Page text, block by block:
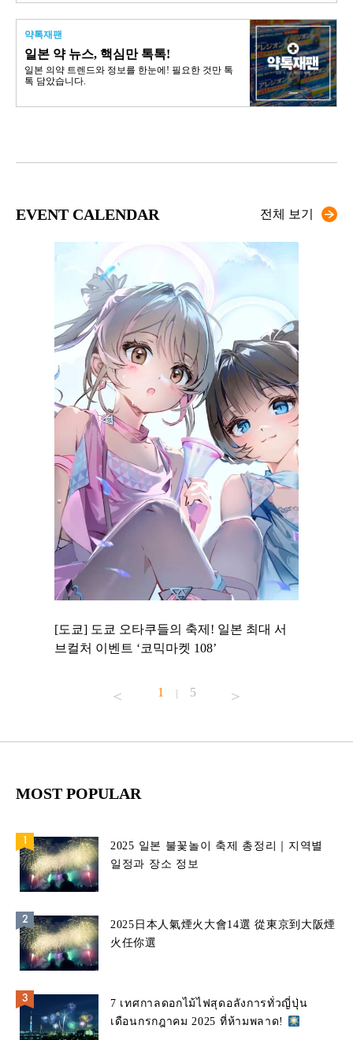
약톡재팬
일본 약 뉴스, 핵심만 톡톡!
일본 의약 트렌드와 정보를 한눈에! 필요한 것만 톡
톡 담았습니다.
EVENT CALENDAR 전체 보기
[도쿄] 도쿄 오타쿠들의 축제! 일본 최대 서
브컬처 이벤트 ‘코믹마켓 108’
1 | 5
MOST POPULAR
2025 일본 불꽃놀이 축제 총정리｜지역별
일정과 장소 정보
2025日本人氣煙火大會14選 從東京到大阪煙
火任你選
7 เทศกาลดอกไม้ไฟสุดอลังการทั่วญี่ปุ่น
เดือนกรกฎาคม 2025 ที่ห้ามพลาด!